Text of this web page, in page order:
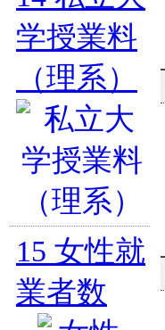
学授業料
（理系）
15 女性就
業者数